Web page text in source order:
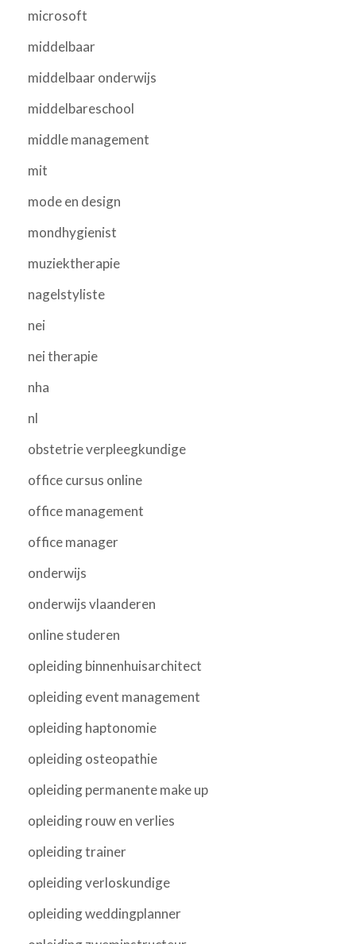
microsoft
middelbaar
middelbaar onderwijs
middelbareschool
middle management
mit
mode en design
mondhygienist
muziektherapie
nagelstyliste
nei
nei therapie
nha
nl
obstetrie verpleegkundige
office cursus online
office management
office manager
onderwijs
onderwijs vlaanderen
online studeren
opleiding binnenhuisarchitect
opleiding event management
opleiding haptonomie
opleiding osteopathie
opleiding permanente make up
opleiding rouw en verlies
opleiding trainer
opleiding verloskundige
opleiding weddingplanner